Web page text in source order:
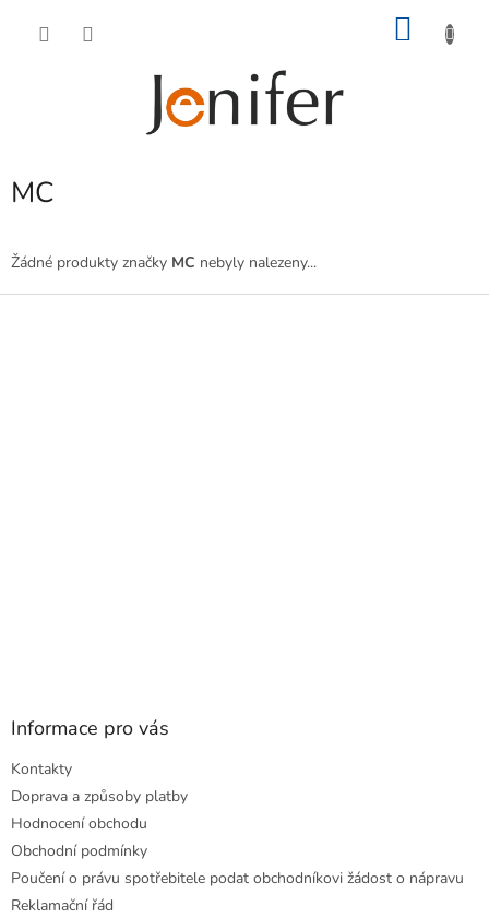
MC
Žádné produkty značky MC nebyly nalezeny...
Z
Informace pro vás
Kontakty
Doprava a způsoby platby
Hodnocení obchodu
Obchodní podmínky
Poučení o právu spotřebitele podat obchodníkovi žádost o nápravu
Reklamační řád